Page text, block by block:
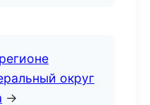
округ
→